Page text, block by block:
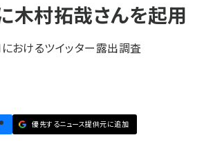
木村拓哉さんを起用
おけるツイッター露出調査
優先するニュース提供元に追加